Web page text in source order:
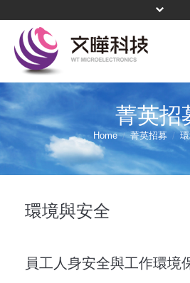
代理產
投資人
新聞中
聯絡
網站
菁英招
Home 菁英招募
環境與安全
員工人身安全與工作環境